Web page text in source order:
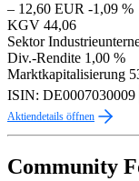
– 12,60 EUR -1,09 %
KGV 44,06
Sektor
Div.-Rendite 1,00 %
Marktkapitalisierung
ISIN: DE0007030009
Aktiendetails öffnen
Community